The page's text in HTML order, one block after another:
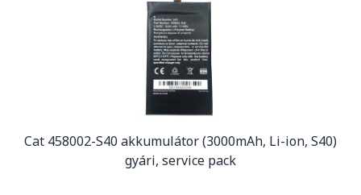
Cat 458002-S40 akkumulátor (3000mAh, Li-ion, S40)
gyári, service pack